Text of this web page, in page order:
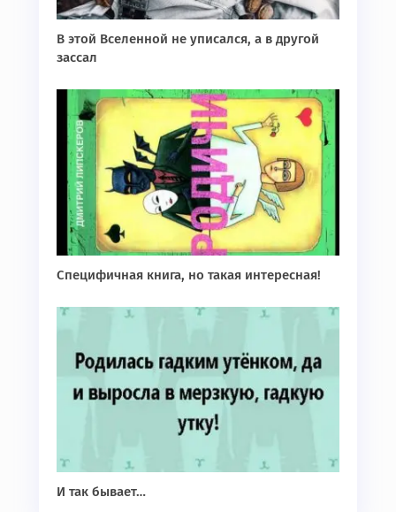
В этой Вселенной не уписался, а в другой
зассал
Специфичная книга, но такая интересная!
И так бывает…